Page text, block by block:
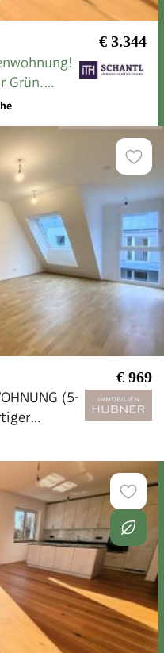
€ 3.344
Grün.
€ 969
(5-